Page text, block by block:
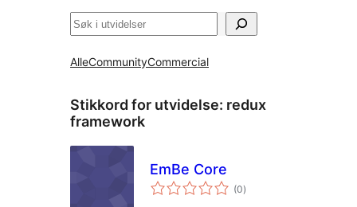
Søk
AlleCommunityCommercial
Stikkord for utvidelse: redux
framework
EmBe Core
(0totale
vurderinger
)